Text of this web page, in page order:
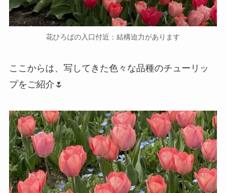
花ひろばの入口付近：結構迫力があります
ここからは、写してきた色々な品種のチューリッ
プをご紹介🌷